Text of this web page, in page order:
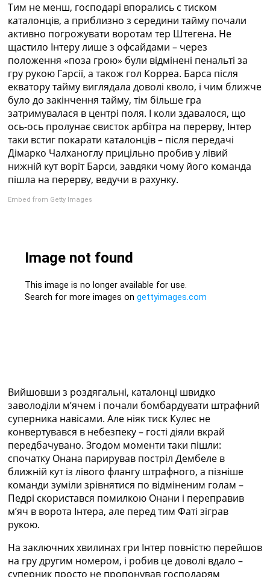
Тим не менш, господарі впорались с тиском
каталонців, а приблизно з середини тайму почали
активно погрожувати воротам тер Штегена. Не
щастило Інтеру лише з офсайдами – через
положення «поза грою» були відмінені пенальті за
гру рукою Гарсії, а також гол Корреа. Барса після
екватору тайму виглядала доволі кволо, і чим ближче
було до закінчення тайму, тім більше гра
затримувалася в центрі поля. І коли здавалося, що
ось-ось пролунає свисток арбітра на перерву, Інтер
таки встиг покарати каталонців – після передачі
Дімарко Чалханоглу прицільно пробив у лівий
нижній кут воріт Барси, завдяки чому його команда
пішла на перерву, ведучи в рахунку.
Embed from Getty Images
Вийшовши з роздягальні, каталонці швидко
заволоділи мʼячем і почали бомбардувати штрафний
суперника навісами. Але ніяк тиск Кулес не
конвертувався в небезпеку – гості діяли вкрай
передбачувано. Згодом моменти таки пішли:
спочатку Онана парирував постріл Дембеле в
ближній кут із лівого флангу штрафного, а пізніше
команди зуміли зрівнятися по відміненим голам –
Педрі скористався помилкою Онани і переправив
мʼяч в ворота Інтера, але перед тим Фаті зіграв
рукою.
На заключних хвилинах гри Інтер повністю перейшов
на гру другим номером, і робив це доволі вдало –
суперник просто не пропонував господарям